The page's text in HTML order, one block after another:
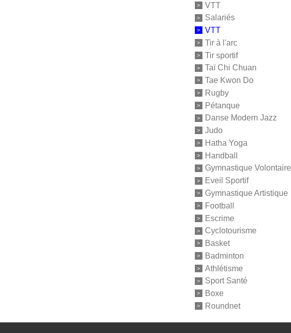
VTT
Salariés
VTT
Tir à l'arc
Tir sportif
Taï Chi Chuan
Tae Kwon Do
Rugby
Pétanque
Danse Modern Jazz
Judo
Hatha Yoga
Handball
Gymnastique Volontaire
Eveil Sportif
Gymnastique Artistique
Football
Escrime
Cyclotourisme
Basket
Badminton
Athlétisme
Sport Santé
Boxe
Roundnet